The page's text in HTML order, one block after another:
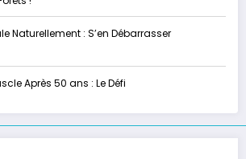
Naturellement : S’en Débarrasser
Après 50 ans : Le Défi